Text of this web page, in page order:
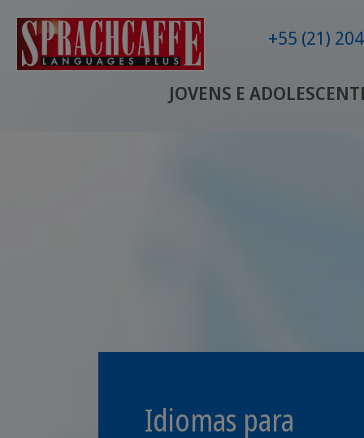
+55 (21)
JOVENS E
Idiomas para